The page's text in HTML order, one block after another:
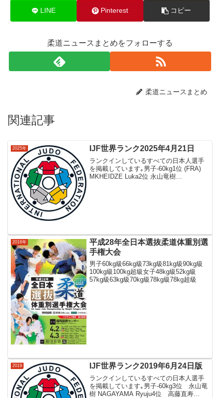
LINE Pinterest コピー
柔道ニュースまとめをフォローする
柔道ニュースまとめ
関連記事
2025年 IJF世界ランク2025年4月21日
ランクインしているすべての日本人選手
を掲載しています｡男子-60kg1位 (FRA)
MKHEIDZE Luka2位 永山竜樹
2016年
平成28年全日本選抜柔道体重別選
手権大会
男子60kg級66kg級73kg級81kg級90kg級
100kg級100kg超級女子48kg級52kg級
57kg級63kg級70kg級78kg級78kg超級
2019 IJF世界ランク2019年6月24日版
ランクインしているすべての日本人選手
を掲載しています｡男子-60kg3位 永山竜
樹 NAGAYAMA Ryuju4位 高藤直寿